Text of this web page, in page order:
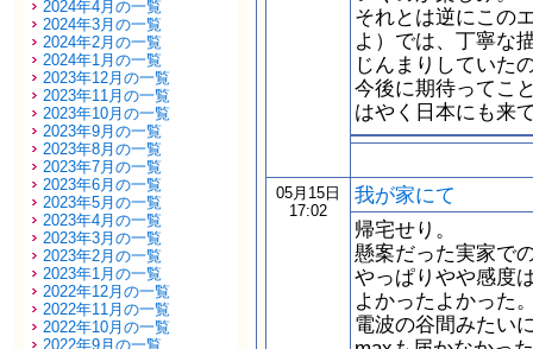
2024年4月の一覧
2024年3月の一覧
2024年2月の一覧
2024年1月の一覧
2023年12月の一覧
2023年11月の一覧
2023年10月の一覧
2023年9月の一覧
2023年8月の一覧
2023年7月の一覧
2023年6月の一覧
2023年5月の一覧
2023年4月の一覧
2023年3月の一覧
2023年2月の一覧
2023年1月の一覧
2022年12月の一覧
2022年11月の一覧
2022年10月の一覧
2022年9月の一覧
それとは逆にこの
よ）では、丁寧な
じんまりしていた
今後に期待ってこ
はやく日本にも来
05月15日
17:02
我が家にて
帰宅せり。
懸案だった実家で
やっぱりやや感度
よかったよかった
電波の谷間みたい